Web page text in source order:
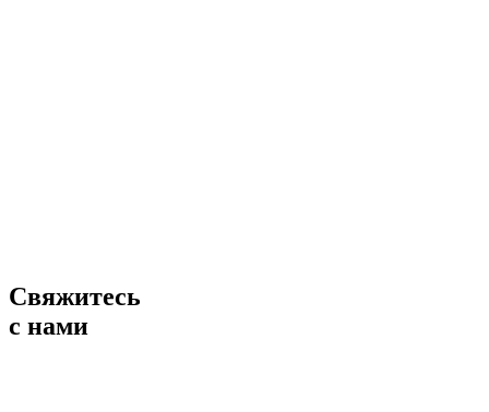
Свяжитесь
с нами